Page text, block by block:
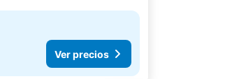
Ver precios